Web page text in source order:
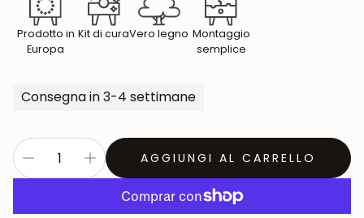
Prodotto in
Europa
Kit di curaVero legno Montaggio
semplice
Consegna in 3-4 settimane
AGGIUNGI AL CARRELLO